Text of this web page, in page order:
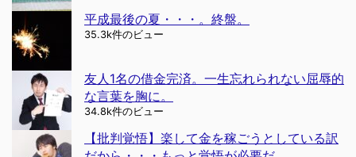
平成最後の夏・・・。終盤。
35.3k件のビュー
友人1名の借金完済。一生忘れられない屈辱的
な言葉を胸に。
34.8k件のビュー
【批判覚悟】楽して金を稼ごうとしている訳